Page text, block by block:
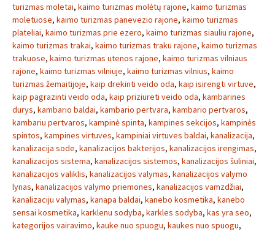
turizmas moletai, kaimo turizmas molėtų rajone, kaimo turizmas
moletuose, kaimo turizmas panevezio rajone, kaimo turizmas
plateliai, kaimo turizmas prie ezero, kaimo turizmas siauliu rajone,
kaimo turizmas trakai, kaimo turizmas traku rajone, kaimo turizmas
trakuose, kaimo turizmas utenos rajone, kaimo turizmas vilniaus
rajone, kaimo turizmas vilniuje, kaimo turizmas vilnius, kaimo
turizmas žemaitijoje, kaip drekinti veido oda, kaip isirengti virtuve,
kaip pagrazinti veido oda, kaip priziureti veido oda, kambarines
durys, kambario baldai, kambario pertvara, kambario pertvaros,
kambariu pertvaros, kampinė spinta, kampines sekcijos, kampinės
spintos, kampines virtuves, kampiniai virtuves baldai, kanalizacija,
kanalizacija sode, kanalizacijos bakterijos, kanalizacijos irengimas,
kanalizacijos sistema, kanalizacijos sistemos, kanalizacijos šuliniai,
kanalizacijos valiklis, kanalizacijos valymas, kanalizacijos valymo
lynas, kanalizacijos valymo priemones, kanalizacijos vamzdžiai,
kanalizaciju valymas, kanapa baldai, kanebo kosmetika, kanebo
sensai kosmetika, karklenu sodyba, karkles sodyba, kas yra seo,
kategorijos vairavimo, kauke nuo spuogu, kaukes nuo spuogu,